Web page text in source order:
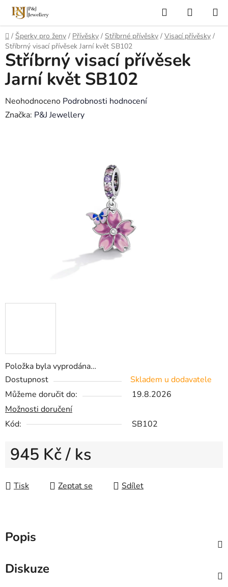
Přejít
obsah
Hledat
KOŠÍK
Domů
/ Šperky pro ženy / Přívěsky / Stříbrné přívěsky / Visací přívěsky /
Stříbrný visací přívěsek Jarní květ SB102
Položka byla vyprodána…
Dostupnost
Skladem u dodavatele
Můžeme doručit do:
19.8.2026
Možnosti doručení
Kód:
SB102
945 Kč/ ks
Tisk
Zeptat se Sdílet
Stříbrný visací přívěsek
Jarní květ SB102
Průměrné
hodnocení
Neohodnoceno Podrobnosti hodnocení
Značka: P&J Jewellery
Popis
Diskuze